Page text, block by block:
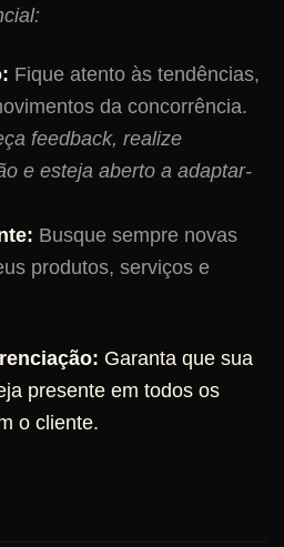
Fique atento às tendências,
da concorrência.
feedback, realize
e esteja aberto a adaptar-
Busque sempre novas
produtos, serviços e
Garanta que sua
presente em todos os
o cliente.